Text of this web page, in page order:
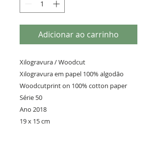
Adicionar ao carrinho
Xilogravura / Woodcut
Xilogravura em papel 100% algodão
Woodcutprint on 100% cotton paper
Série 50
Ano 2018
19 x 15 cm